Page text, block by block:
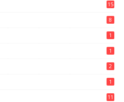
15
8
1
1
2
1
11